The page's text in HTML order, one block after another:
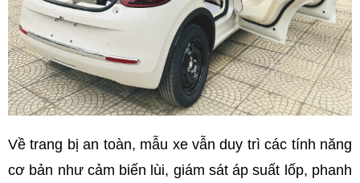
Về trang bị an toàn, mẫu xe vẫn duy trì các tính năng
cơ bản như cảm biến lùi, giám sát áp suất lốp, phanh